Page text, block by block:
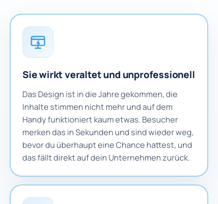
Sie wirkt veraltet und unprofessionell
Das Design ist in die Jahre gekommen, die
Inhalte stimmen nicht mehr und auf dem
Handy funktioniert kaum etwas. Besucher
merken das in Sekunden und sind wieder weg,
bevor du überhaupt eine Chance hattest, und
das fällt direkt auf dein Unternehmen zurück.